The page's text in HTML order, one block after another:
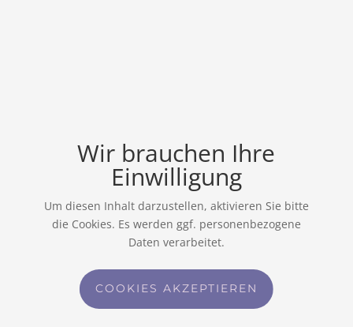
Wir brauchen Ihre
Einwilligung
Um diesen Inhalt darzustellen, aktivieren Sie bitte
die Cookies. Es werden ggf. personenbezogene
Daten verarbeitet.
COOKIES AKZEPTIEREN